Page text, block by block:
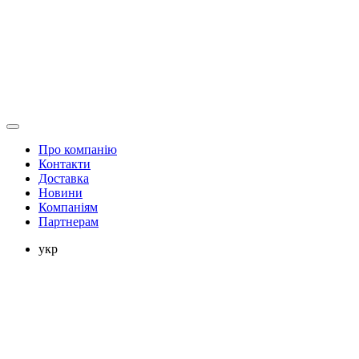
Про компанію
Контакти
Доставка
Новини
Компаніям
Партнерам
укр